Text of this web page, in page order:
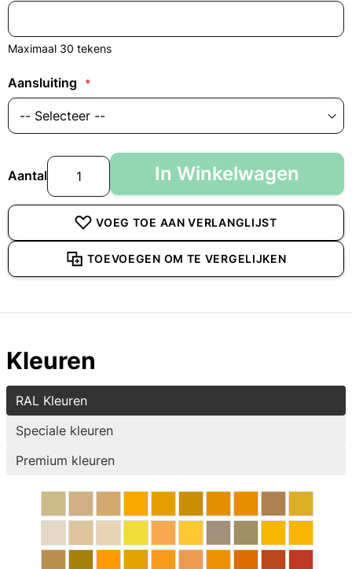
Maximaal 30 tekens
Aansluiting
Aantal In Winkelwagen
VOEG TOE AAN VERLANGLIJST
TOEVOEGEN OM TE VERGELIJKEN
Kleuren
RAL Kleuren
Speciale kleuren
Premium kleuren